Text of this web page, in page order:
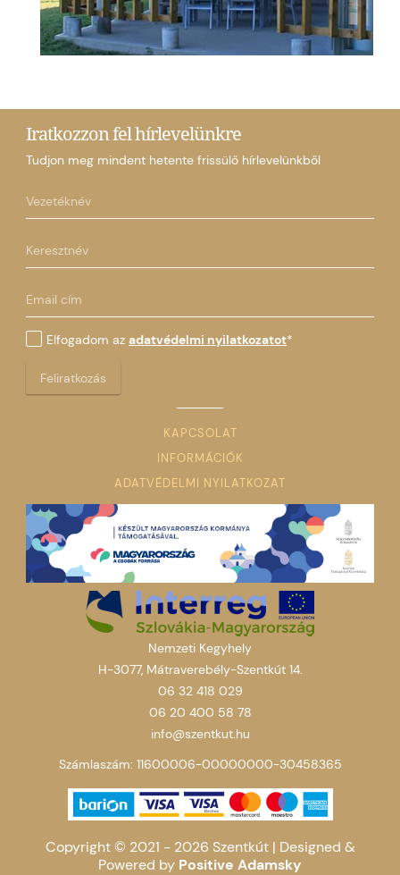
Iratkozzon fel hírlevelünkre
Tudjon meg mindent hetente frissülő hírlevelünkből
Elfogadom az adatvédelmi nyilatkozatot*
Feliratkozás
KAPCSOLAT
INFORMÁCIÓK
ADATVÉDELMI NYILATKOZAT
Nemzeti Kegyhely
H-3077, Mátraverebély-Szentkút 14.
06 32 418 029
06 20 400 58 78
info@szentkut.hu
Számlaszám: 11600006-00000000-30458365
Copyright © 2021 - 2026 Szentkút | Designed &
Powered by Positive Adamsky